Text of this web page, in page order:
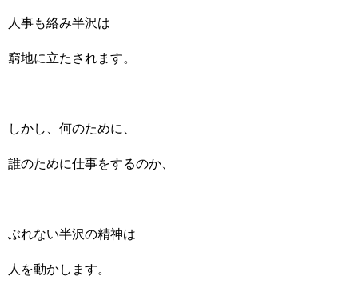
人事も絡み半沢は
窮地に立たされます。
しかし、何のために、
誰のために仕事をするのか、
ぶれない半沢の精神は
人を動かします。